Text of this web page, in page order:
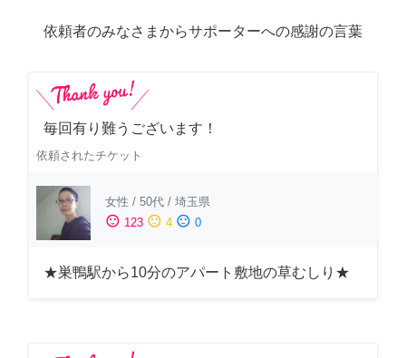
依頼者のみなさまからサポーターへの感謝の言葉
毎回有り難うございます！
依頼されたチケット
女性 / 50代 / 埼玉県
sentiment_satisfied 123 sentiment_neutral 4 sentiment_dissatisfied 0
★巣鴨駅から10分のアパート敷地の草むしり★